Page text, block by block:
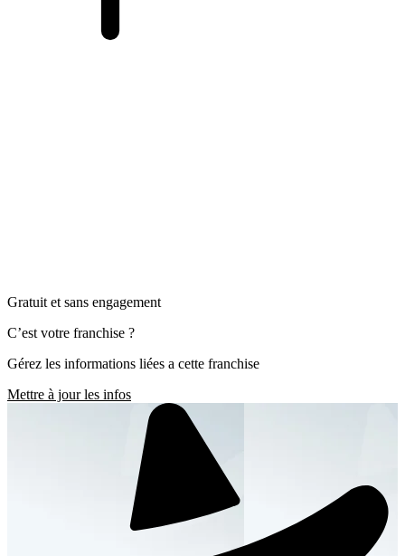
Gratuit et sans engagement
C’est votre franchise ?
Gérez les informations liées a cette franchise
Mettre à jour les infos